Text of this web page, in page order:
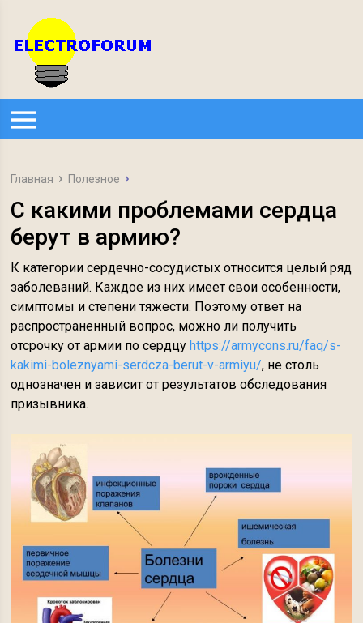
Главная Полезное
С какими проблемами сердца
берут в армию?
К категории сердечно-сосудистых относится целый ряд
заболеваний. Каждое из них имеет свои особенности,
симптомы и степени тяжести. Поэтому ответ на
распространенный вопрос, можно ли получить
отсрочку от армии по сердцуhttps://armycons.ru/faq/s-
kakimi-boleznyami-serdcza-berut-v-armiyu/, не столь
однозначен и зависит от результатов обследования
призывника.